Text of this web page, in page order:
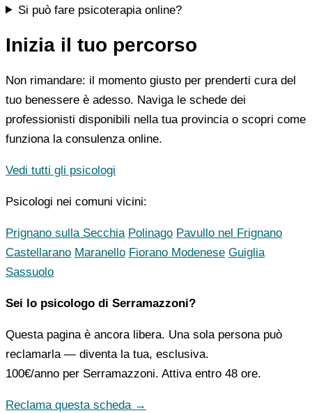
Si può fare psicoterapia online?
Inizia il tuo percorso
Non rimandare: il momento giusto per prenderti cura del
tuo benessere è adesso. Naviga le schede dei
professionisti disponibili nella tua provincia o scopri come
funziona la consulenza online.
Vedi tutti gli psicologi
Psicologi nei comuni vicini:
Prignano sulla Secchia Polinago Pavullo nel Frignano
Castellarano Maranello Fiorano Modenese Guiglia
Sassuolo
Sei lo psicologo di Serramazzoni?
Questa pagina è ancora libera. Una sola persona può
reclamarla — diventa la tua, esclusiva.
100€/anno per Serramazzoni. Attiva entro 48 ore.
Reclama questa scheda →